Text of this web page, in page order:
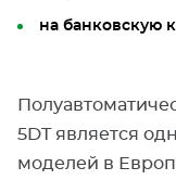
на банковскую
5DT является
моделей в